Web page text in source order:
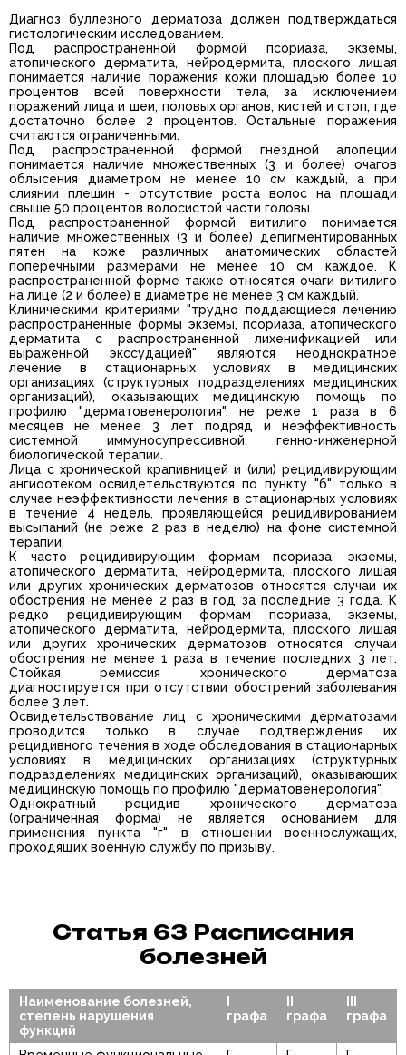
Диагноз буллезного дерматоза должен подтверждаться
гистологическим исследованием.
Под распространенной формой псориаза, экземы,
атопического дерматита, нейродермита, плоского лишая
понимается наличие поражения кожи площадью более 10
процентов всей поверхности тела, за исключением
поражений лица и шеи, половых органов, кистей и стоп, где
достаточно более 2 процентов. Остальные поражения
считаются ограниченными.
Под распространенной формой гнездной алопеции
понимается наличие множественных (3 и более) очагов
облысения диаметром не менее 10 см каждый, а при
слиянии плешин - отсутствие роста волос на площади
свыше 50 процентов волосистой части головы.
Под распространенной формой витилиго понимается
наличие множественных (3 и более) депигментированных
пятен на коже различных анатомических областей
поперечными размерами не менее 10 см каждое. К
распространенной форме также относятся очаги витилиго
на лице (2 и более) в диаметре не менее 3 см каждый.
Клиническими критериями "трудно поддающиеся лечению
распространенные формы экземы, псориаза, атопического
дерматита с распространенной лихенификацией или
выраженной экссудацией" являются неоднократное
лечение в стационарных условиях в медицинских
организациях (структурных подразделениях медицинских
организаций), оказывающих медицинскую помощь по
профилю "дерматовенерология", не реже 1 раза в 6
месяцев не менее 3 лет подряд и неэффективность
системной иммуносупрессивной, генно-инженерной
биологической терапии.
Лица с хронической крапивницей и (или) рецидивирующим
ангиоотеком освидетельствуются по пункту "б" только в
случае неэффективности лечения в стационарных условиях
в течение 4 недель, проявляющейся рецидивированием
высыпаний (не реже 2 раз в неделю) на фоне системной
терапии.
К часто рецидивирующим формам псориаза, экземы,
атопического дерматита, нейродермита, плоского лишая
или других хронических дерматозов относятся случаи их
обострения не менее 2 раз в год за последние 3 года. К
редко рецидивирующим формам псориаза, экземы,
атопического дерматита, нейродермита, плоского лишая
или других хронических дерматозов относятся случаи
обострения не менее 1 раза в течение последних 3 лет.
Стойкая ремиссия хронического дерматоза
диагностируется при отсутствии обострений заболевания
более 3 лет.
Освидетельствование лиц с хроническими дерматозами
проводится только в случае подтверждения их
рецидивного течения в ходе обследования в стационарных
условиях в медицинских организациях (структурных
подразделениях медицинских организаций), оказывающих
медицинскую помощь по профилю "дерматовенерология".
Однократный рецидив хронического дерматоза
(ограниченная форма) не является основанием для
применения пункта "г" в отношении военнослужащих,
проходящих военную службу по призыву.
Статья 63 Расписания
болезней
Наименование болезней,
степень нарушения
функций
графа
графа
графа